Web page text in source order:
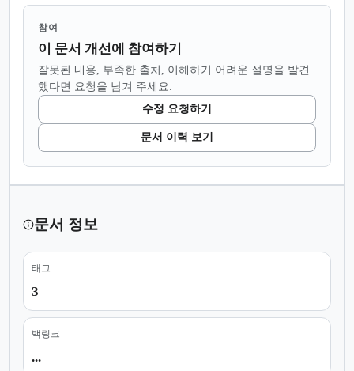
참여
이 문서 개선에 참여하기
잘못된 내용, 부족한 출처, 이해하기 어려운 설명을 발견
했다면 요청을 남겨 주세요.
수정 요청하기
문서 이력 보기
문서 정보
태그
3
백링크
...